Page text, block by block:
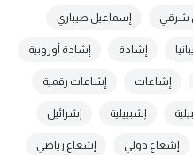
شرقي إسماعيل صيباري
إشادة إشادة أوروبية
إشاعات إشاعات رقمية
إشبييلية إشرائيل
إشعاع دولي إشعاع رياضي